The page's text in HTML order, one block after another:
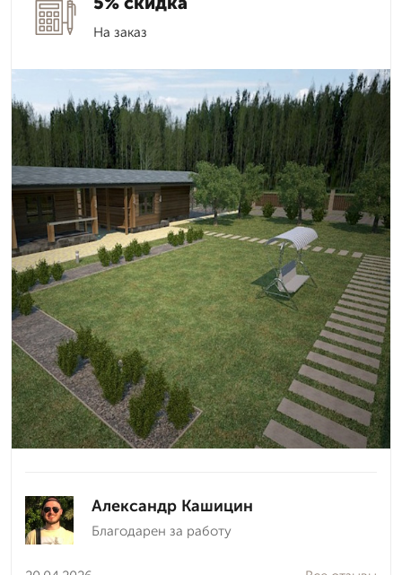
На заказ
Александр Кашицин
Благодарен за работу